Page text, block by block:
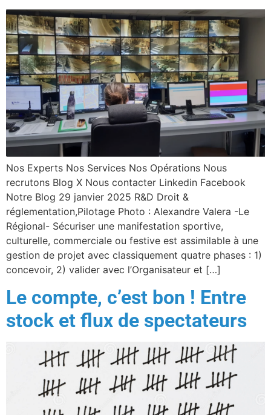
Nos Experts Nos Services Nos Opérations Nous
recrutons Blog X Nous contacter Linkedin Facebook
Notre Blog 29 janvier 2025 R&D Droit &
réglementation,Pilotage Photo : Alexandre Valera -Le
Régional- Sécuriser une manifestation sportive,
culturelle, commerciale ou festive est assimilable à une
gestion de projet avec classiquement quatre phases : 1)
concevoir, 2) valider avec l’Organisateur et […]
Le compte, c’est bon ! Entre
stock et flux de spectateurs